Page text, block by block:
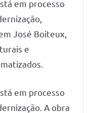
em processo
José Boiteux,
e
em processo
A obra